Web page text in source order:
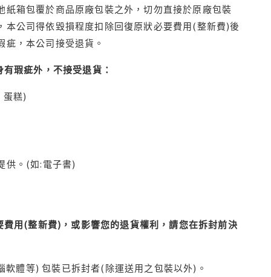
箱包覆於商品原廠包裝之外，切勿直接於原廠包裝
公司得依毀損程度扣除回復原狀必要費用(整新費)後
，本公司接受退貨。
瑕疵外，不接受退貨：
蛋糕)
供。(如:電子書)
用(整新費)，或影響您的退貨權利，請您在拆封前決
體等) 包裝已拆封者(除運送用之包裝以外)。